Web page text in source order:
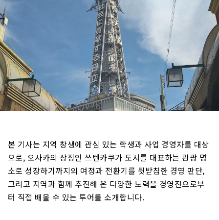
본 기사는 지역 창생에 관심 있는 학생과 사업 경영자를 대상
으로, 오사카의 상징인 쓰텐카쿠가 도시를 대표하는 관광 명
소로 성장하기까지의 여정과 전환기를 뒷받침한 경영 판단,
그리고 지역과 함께 추진해 온 다양한 노력을 경영진으로부
터 직접 배울 수 있는 투어를 소개합니다.